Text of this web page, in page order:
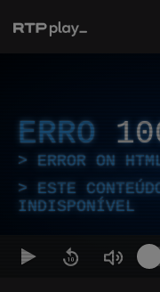
ERRO
ERROR ON
ESTE
INDISPONÍVEL